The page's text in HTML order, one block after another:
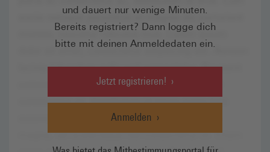
und dauert nur wenige Minuten.
Bereits registriert? Dann logge dich
bitte mit deinen Anmeldedaten ein.
Jetzt registrieren!
Anmelden